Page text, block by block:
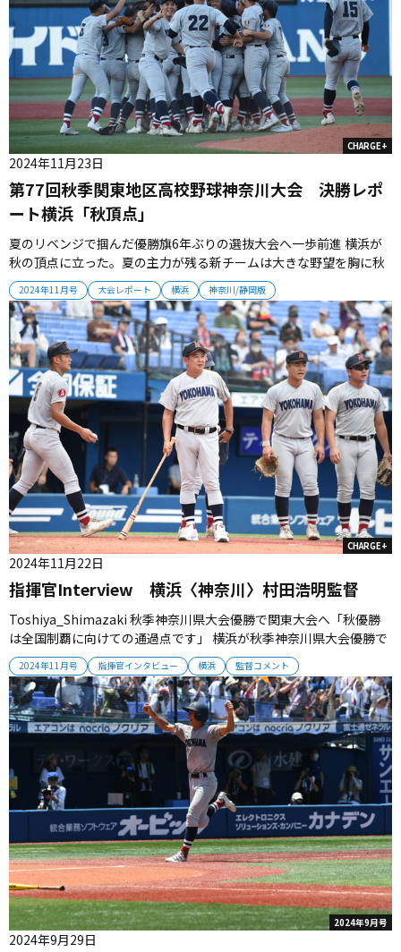
CHARGE+
2024年11月号 大会レポート 横浜 神奈川/静岡版
第77回秋季関東地区高校野球神奈川大会 決勝レポ
ート横浜「秋頂点」
2024年11月23日
夏のリベンジで掴んだ優勝旗6年ぶりの選抜大会へ一歩前進 横浜が
秋の頂点に立った。夏の主力が残る新チームは大きな野望を胸に秋
へ臨み、優勝旗をつかんだ。 ■夏の涙が新チームの原動力 夏決勝で
の敗戦が、このチームのスタートだった。２年生ながら前チームか
らキャプテンに抜擢された阿部葉太主将、パンチ力あるスラッガ
ー・為永皓、左腕...
CHARGE+
2024年11月号 指揮官インタビュー 横浜 監督コメント
指揮官Interview 横浜〈神奈川〉村田浩明監督
2024年11月22日
Toshiya_Shimazaki 秋季神奈川県大会優勝で関東大会へ「秋優勝
は全国制覇に向けての通過点です」 横浜が秋季神奈川県大会優勝で
２年ぶり20度目の優勝を果たした。名門を率いる村田浩明監督は安
堵の表情を見せながらも、地元神奈川開催の関東大会へ向けて気持
ちを引き締めていた。 ■秋決勝で東海大相模に勝利 横浜は秋季...
2024年9月号
2024年9月29日